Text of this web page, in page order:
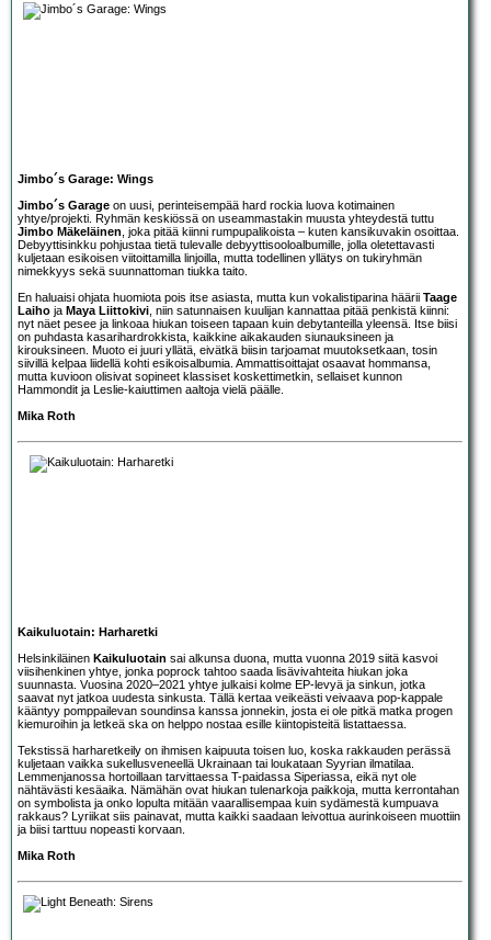
Jimbo´s Garage: Wings
Jimbo´s Garage on uusi, perinteisempää hard rockia luova kotimainen
yhtye/projekti. Ryhmän keskiössä on useammastakin muusta yhteydestä tuttu
Jimbo Mäkeläinen , joka pitää kiinni rumpupalikoista – kuten kansikuvakin osoittaa.
Debyyttisinkku pohjustaa tietä tulevalle debyyttisooloalbumille, jolla oletettavasti
kuljetaan esikoisen viitoittamilla linjoilla, mutta todellinen yllätys on tukiryhmän
nimekkyys sekä suunnattoman tiukka taito.
En haluaisi ohjata huomiota pois itse asiasta, mutta kun vokalistiparina häärii Taage
Laiho ja Maya Liittokivi , niin satunnaisen kuulijan kannattaa pitää penkistä kiinni:
nyt näet pesee ja linkoaa hiukan toiseen tapaan kuin debytanteilla yleensä. Itse biisi
on puhdasta kasarihardrokkista, kaikkine aikakauden siunauksineen ja
kirouksineen. Muoto ei juuri yllätä, eivätkä biisin tarjoamat muutoksetkaan, tosin
siivillä kelpaa liidellä kohti esikoisalbumia. Ammattisoittajat osaavat hommansa,
mutta kuvioon olisivat sopineet klassiset koskettimetkin, sellaiset kunnon
Hammondit ja Leslie-kaiuttimen aaltoja vielä päälle.
Mika Roth
Kaikuluotain: Harharetki
Helsinkiläinen Kaikuluotain sai alkunsa duona, mutta vuonna 2019 siitä kasvoi
viisihenkinen yhtye, jonka poprock tahtoo saada lisävivahteita hiukan joka
suunnasta. Vuosina 2020–2021 yhtye julkaisi kolme EP-levyä ja sinkun, jotka
saavat nyt jatkoa uudesta sinkusta. Tällä kertaa veikeästi veivaava pop-kappale
kääntyy pomppailevan soundinsa kanssa jonnekin, josta ei ole pitkä matka progen
kiemuroihin ja letkeä ska on helppo nostaa esille kiintopisteitä listattaessa.
Tekstissä harharetkeily on ihmisen kaipuuta toisen luo, koska rakkauden perässä
kuljetaan vaikka sukellusveneellä Ukrainaan tai loukataan Syyrian ilmatilaa.
Lemmenjanossa hortoillaan tarvittaessa T-paidassa Siperiassa, eikä nyt ole
nähtävästi kesäaika. Nämähän ovat hiukan tulenarkoja paikkoja, mutta kerrontahan
on symbolista ja onko lopulta mitään vaarallisempaa kuin sydämestä kumpuava
rakkaus? Lyriikat siis painavat, mutta kaikki saadaan leivottua aurinkoiseen muottiin
ja biisi tarttuu nopeasti korvaan.
Mika Roth